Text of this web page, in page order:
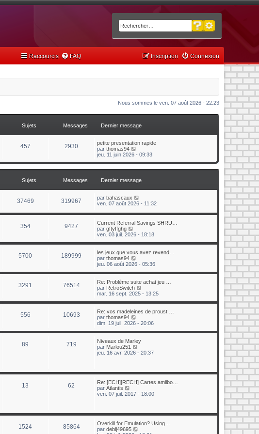
Rechercher
Recherche avancée
Raccourcis FAQ Connexion
Inscription
Nous sommes le ven. 07 août 2026 - 22:23
Sujets Messages Dernier message
457 2930
petite presentation rapide
par thomas94
o
s
u
t
e
r
l
e
d
r
e
m
s
a
g
e
jeu. 11 juin 2026 - 09:33
Sujets Messages Dernier message
37469 319967 par bahascaux
o
s
u
l
e
r
e
e
r
i
e
r
m
s
a
g
ven. 07 août 2026 - 11:32
354 9427
Current Referral Savings SHRU…
par gftyffghg
o
s
u
l
t
r
l
e
d
r
n
i
e
r
m
e
s
s
a
ven. 03 juil. 2026 - 18:18
5700 189999
les jeux que vous avez revend…
par thomas94
o
s
u
l
t
r
l
r
n
i
e
s
s
a
jeu. 06 août 2026 - 05:36
3291 76514
Re: Problème suite achat jeu …
par RetroSwitch
o
s
u
t
r
d
i
e
r
m
e
a
e
mar. 16 sept. 2025 - 13:25
556 10693
Re: vos madeleines de proust …
par thomas94
o
s
u
l
t
e
d
e
r
m
e
s
dim. 19 juil. 2026 - 20:06
89 719
Niveaux de Marley
par Marlou251
o
l
t
e
r
e
r
jeu. 16 avr. 2026 - 20:37
13 62
Re: [ECH][RECH] Cartes amiibo…
par Atlantis
o
l
t
e
ven. 07 juil. 2017 - 18:00
1524 85864
Overkill for Emulation? Using…
par debij49695